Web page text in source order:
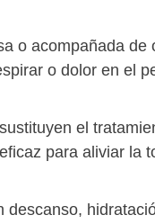
o acompañada de
o dolor en el
el
para aliviar la
descanso,